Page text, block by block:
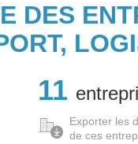
DES
11
Exporter les
de ces